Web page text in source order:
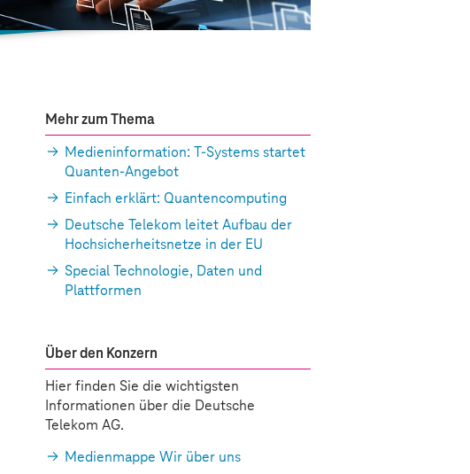
Mehr zum Thema
Medieninformation: T-Systems startet
Quanten-Angebot
Einfach erklärt: Quantencomputing
Deutsche Telekom leitet Aufbau der
Hochsicherheitsnetze in der EU
Special Technologie, Daten und
Plattformen
Über den Konzern
Hier finden Sie die wichtigsten
Informationen über die Deutsche
Telekom AG.
Medienmappe Wir über uns